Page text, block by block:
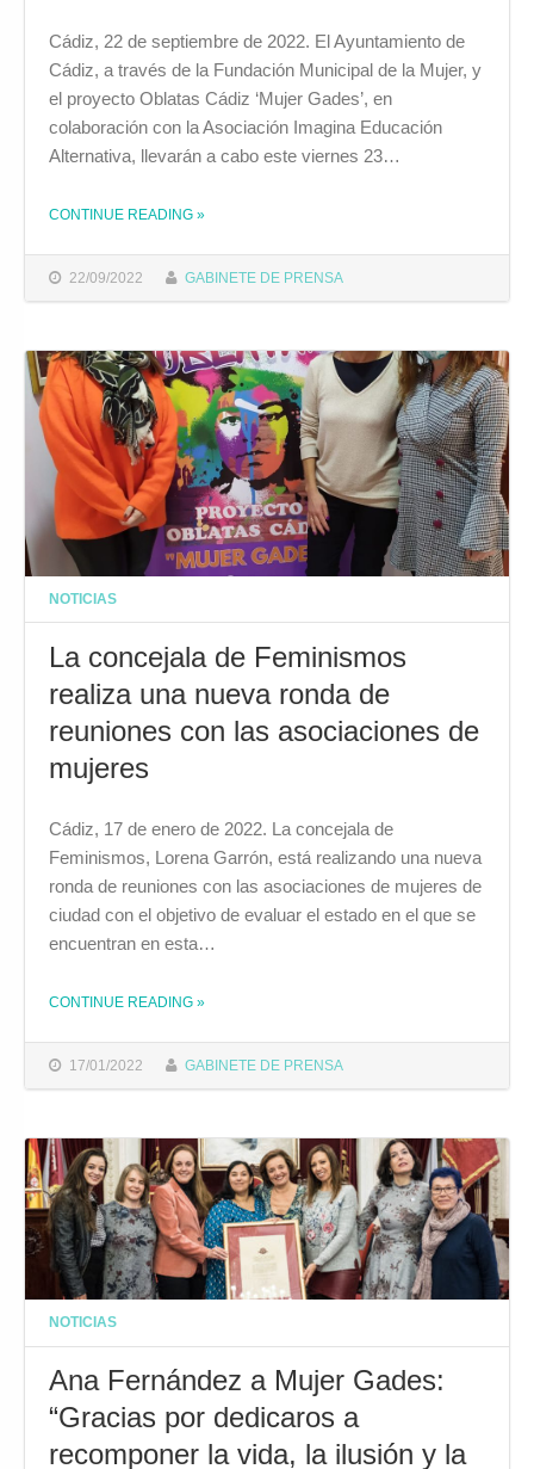
22/09/2022 GABINETE DE PRENSA
Cádiz, 22 de septiembre de 2022. El Ayuntamiento de
Cádiz, a través de la Fundación Municipal de la Mujer, y
el proyecto Oblatas Cádiz ‘Mujer Gades’, en
colaboración con la Asociación Imagina Educación
Alternativa, llevarán a cabo este viernes 23…
CONTINUE READING »
NOTICIAS
La concejala de Feminismos
realiza una nueva ronda de
reuniones con las asociaciones de
mujeres
17/01/2022 GABINETE DE PRENSA
Cádiz, 17 de enero de 2022. La concejala de
Feminismos, Lorena Garrón, está realizando una nueva
ronda de reuniones con las asociaciones de mujeres de
ciudad con el objetivo de evaluar el estado en el que se
encuentran en esta…
CONTINUE READING THE "LA CONCEJALA DE FEMINISMOS REALIZA UNA NUEVA RONDA DE REUNIONES CON LAS ASOCIACIONES DE MUJERES"
»
NOTICIAS
Ana Fernández a Mujer Gades:
“Gracias por dedicaros a
recomponer la vida, la ilusión y la